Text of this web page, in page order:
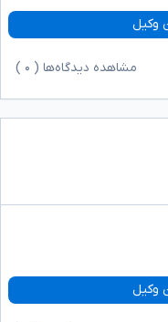
وکیل
مشاهده دیدگاه‌ها ( ۰
وکیل